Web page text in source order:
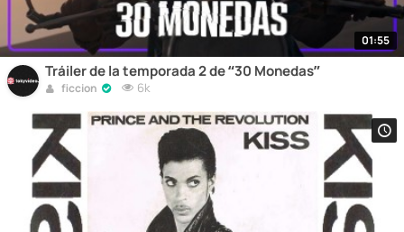
01:55
Tráiler de la temporada 2 de “30 Monedas”
ficcion 6k